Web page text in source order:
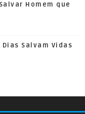
Homem que
Dias Salvam Vidas